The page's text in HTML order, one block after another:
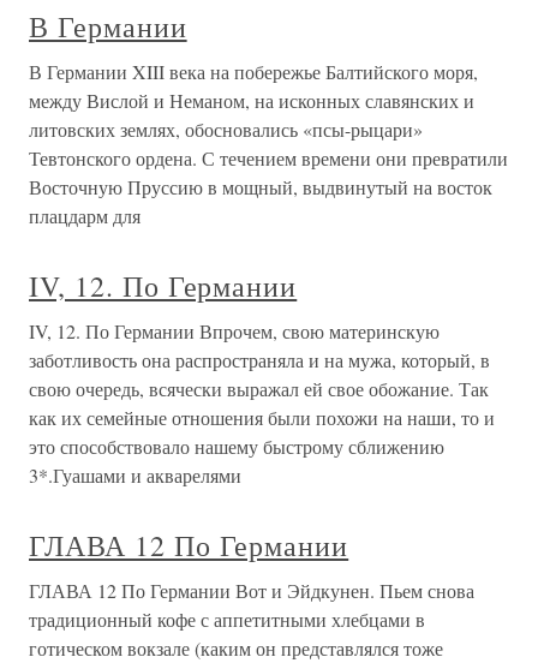
В Германии
В Германии XIII века на побережье Балтийского моря,
между Вислой и Неманом, на исконных славянских и
литовских землях, обосновались «псы-рыцари»
Тевтонского ордена. С течением времени они превратили
Восточную Пруссию в мощный, выдвинутый на восток
плацдарм для
IV, 12. По Германии
IV, 12. По Германии Впрочем, свою материнскую
заботливость она распространяла и на мужа, который, в
свою очередь, всячески выражал ей свое обожание. Так
как их семейные отношения были похожи на наши, то и
это способствовало нашему быстрому сближению
3*.Гуашами и акварелями
ГЛАВА 12 По Германии
ГЛАВА 12 По Германии Вот и Эйдкунен. Пьем снова
традиционный кофе с аппетитными хлебцами в
готическом вокзале (каким он представлялся тоже